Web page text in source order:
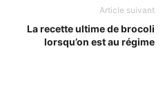
Article suivant
La recette ultime de brocoli
lorsqu’on est au régime